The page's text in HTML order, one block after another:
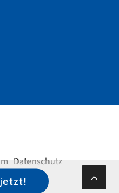
Datenschutz